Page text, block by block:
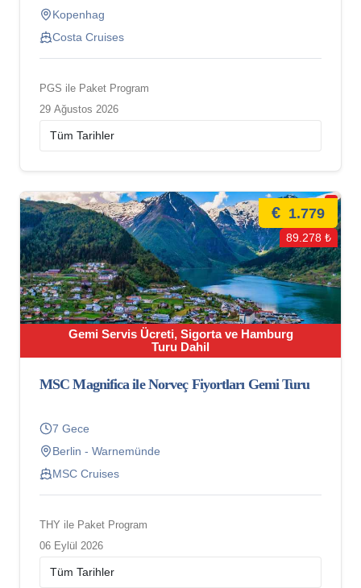
Kopenhag
Costa Cruises
PGS ile Paket Program
29 Ağustos 2026
Gemi Servis Ücreti, Sigorta ve Hamburg
Turu Dahil
€ 1.779
89.278 ₺
MSC Magnifica ile Norveç Fiyortları Gemi Turu
7 Gece
Berlin - Warnemünde
MSC Cruises
THY ile Paket Program
06 Eylül 2026